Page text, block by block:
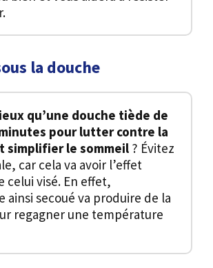
la douche
qu’une douche tiède de
pour lutter contre la
simplifier le sommeil ? Évitez
car cela va avoir l’effet
celui visé. En effet,
ainsi secoué va produire de la
regagner une température